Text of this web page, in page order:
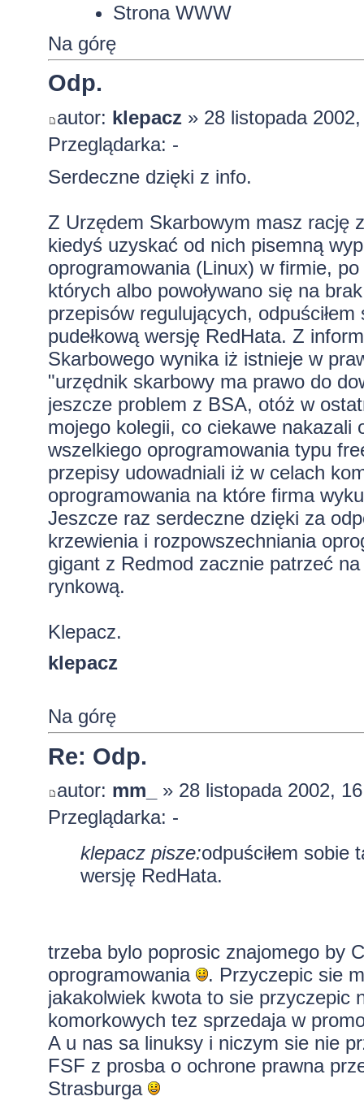
Strona WWW
Na górę
Odp.
autor: klepacz» 28 listopada
Przeglądarka: -
Serdeczne dzięki z info.
Z Urzędem Skarbowym masz rację
kiedyś uzyskać od nich pisemną
oprogramowania (Linux) w firmie,
których albo powoływano się na
przepisów regulujących,
pudełkową wersję RedHata. Z
Skarbowego wynika iż istnieje w
"urzędnik skarbowy ma prawo do
jeszcze problem z BSA, otóż w
mojego kolegii, co ciekawe
wszelkiego oprogramowania typu
przepisy udowadniali iż w celach
oprogramowania na które firma
Jeszcze raz serdeczne dzięki za
krzewienia i rozpowszechniania
gigant z Redmod zacznie patrzeć
rynkową.
Klepacz.
klepacz
Na górę
Re: Odp.
autor: mm_
» 28 listopada 2002,
Przeglądarka: -
klepacz pisze:odpuściłem sobie
wersję RedHata.
trzeba bylo poprosic znajomego by
oprogramowania
. Przyczepic sie
jakakolwiek kwota to sie przyczepic
komorkowych tez sprzedaja w
A u nas sa linuksy i niczym sie nie
FSF z prosba o ochrone prawna
Strasburga